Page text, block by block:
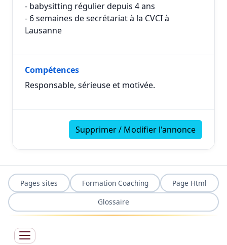
- babysitting régulier depuis 4 ans
- 6 semaines de secrétariat à la CVCI à
Lausanne
Compétences
Responsable, sérieuse et motivée.
Supprimer / Modifier l'annonce
Pages sites Formation Coaching
Page Html
Glossaire